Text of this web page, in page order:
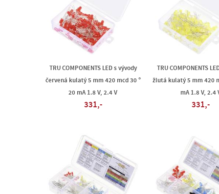
TRU COMPONENTS LED s vývody
červená kulatý 5 mm 420 mcd 30 °
20 mA 1.8 V, 2.4 V
331,-
TRU COMPONENTS
žlutá kulatý 5 mm 420
mA 1.8 V, 2.4
331,-